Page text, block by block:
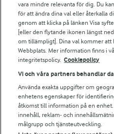
Bildbank
Följ oss
vara mindre relevanta för dig. Du
för att ändra dina val eller återkalla
genom att klicka på länken Visa
[eller den flytande ikonen längst
om tillämpligt]. Dina val kommer att
Webbplats. Mer information finns i
integritetspolicy. Cookiepolicy
Vi och våra partners behandlar
Använda exakta uppgifter om
enhetens egenskaper för
åtkomst till information på en
innehåll, reklam- och
målgrupp och tjänsteutveckling.